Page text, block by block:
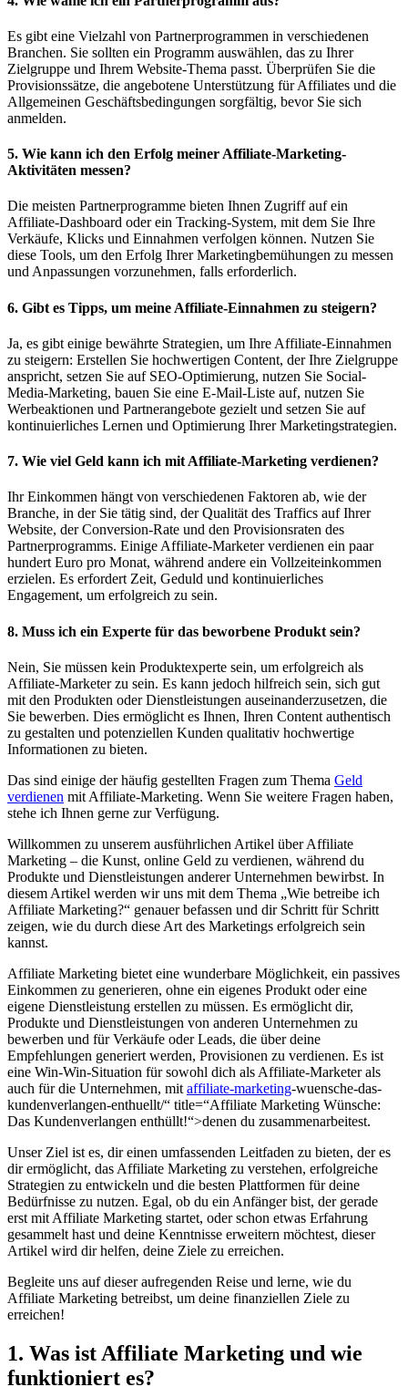
Es gibt eine Vielzahl von Partnerprogrammen in verschiedenen
Branchen. Sie sollten ein Programm auswählen, das zu Ihrer
Zielgruppe und Ihrem Website-Thema passt. Überprüfen Sie die
Provisionssätze, die angebotene Unterstützung für Affiliates und die
Allgemeinen Geschäftsbedingungen sorgfältig, bevor Sie sich
anmelden.
5. Wie kann ich den Erfolg meiner Affiliate-Marketing-
Aktivitäten messen?
Die meisten Partnerprogramme bieten Ihnen Zugriff auf ein
Affiliate-Dashboard oder ein Tracking-System, mit dem Sie Ihre
Verkäufe, Klicks und Einnahmen verfolgen können. Nutzen Sie
diese Tools, um den Erfolg Ihrer Marketingbemühungen zu messen
und Anpassungen vorzunehmen, falls erforderlich.
6. Gibt es Tipps, um meine Affiliate-Einnahmen zu steigern?
Ja, es gibt einige bewährte Strategien, um Ihre Affiliate-Einnahmen
zu steigern: Erstellen Sie hochwertigen Content, der Ihre Zielgruppe
anspricht, setzen Sie auf SEO-Optimierung, nutzen Sie Social-
Media-Marketing, bauen Sie eine E-Mail-Liste auf, nutzen Sie
Werbeaktionen und Partnerangebote gezielt und setzen Sie auf
kontinuierliches Lernen und Optimierung Ihrer Marketingstrategien.
7. Wie viel Geld kann ich mit Affiliate-Marketing verdienen?
Ihr Einkommen hängt von verschiedenen Faktoren ab, wie der
Branche, in der Sie tätig sind, der Qualität des Traffics auf Ihrer
Website, der Conversion-Rate und den Provisionsraten des
Partnerprogramms. Einige Affiliate-Marketer verdienen ein paar
hundert Euro pro Monat, während andere ein Vollzeiteinkommen
erzielen. Es erfordert Zeit, Geduld und kontinuierliches
Engagement, um erfolgreich zu sein.
8. Muss ich ein Experte für das beworbene Produkt sein?
Nein, Sie müssen kein Produktexperte sein, um erfolgreich als
Affiliate-Marketer zu sein. Es kann jedoch hilfreich sein, sich gut
mit den Produkten oder Dienstleistungen auseinanderzusetzen, die
Sie bewerben. Dies ermöglicht es Ihnen, Ihren Content authentisch
zu gestalten und potenziellen Kunden qualitativ hochwertige
Informationen zu bieten.
Das sind einige der häufig gestellten Fragen zum Thema Geld
verdienen mit Affiliate-Marketing. Wenn Sie weitere Fragen haben,
stehe ich Ihnen gerne zur Verfügung.
Willkommen zu unserem ausführlichen Artikel über Affiliate
Marketing – die Kunst, online Geld zu verdienen, während du
Produkte und Dienstleistungen anderer Unternehmen bewirbst. In
diesem Artikel werden wir uns mit dem Thema „Wie betreibe ich
Affiliate Marketing?“ genauer befassen und dir Schritt für Schritt
zeigen, wie du durch diese Art des Marketings erfolgreich sein
kannst.
Affiliate Marketing bietet eine wunderbare Möglichkeit, ein passives
Einkommen zu generieren, ohne ein eigenes Produkt oder eine
eigene Dienstleistung erstellen zu müssen. Es ermöglicht dir,
Produkte und Dienstleistungen von anderen Unternehmen zu
bewerben und für Verkäufe oder Leads, die über deine
Empfehlungen generiert werden, Provisionen zu verdienen. Es ist
eine Win-Win-Situation für sowohl dich als Affiliate-Marketer als
auch für die Unternehmen, mit affiliate-marketing-wuensche-das-
kundenverlangen-enthuellt/“ title=“Affiliate Marketing Wünsche:
Das Kundenverlangen enthüllt!“>denen du zusammenarbeitest.
Unser Ziel ist es, dir einen umfassenden Leitfaden zu bieten, der es
dir ermöglicht, das Affiliate Marketing zu verstehen, erfolgreiche
Strategien zu entwickeln und die besten Plattformen für deine
Bedürfnisse zu nutzen. Egal, ob du ein Anfänger bist, der gerade
erst mit Affiliate Marketing startet, oder schon etwas Erfahrung
gesammelt hast und deine Kenntnisse erweitern möchtest, dieser
Artikel wird dir helfen, deine Ziele zu erreichen.
Begleite uns auf dieser aufregenden Reise und lerne, wie du
Affiliate Marketing betreibst, um deine finanziellen Ziele zu
erreichen!
1. Was ist Affiliate Marketing und wie
funktioniert es?